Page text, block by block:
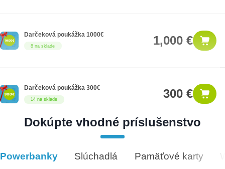
8 na sklade
Darčeková poukážka 1000€ 1,000 €
14 na sklade
Darčeková poukážka 300€ 300 €
9 na sklade
Dokúpte vhodné príslušenstvo
Vhodné príslušenstvo
Powerbanky Slúchadlá Pamäťové karty